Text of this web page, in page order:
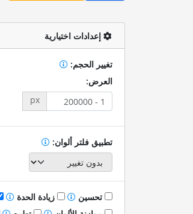
إعدادات اختيارية
تغيير الحجم:
العرض:
px
تطبيق فلتر ألوان:
تحسين زيادة الحدة